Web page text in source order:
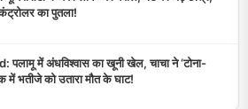
का पुतला!
में अंधविश्वास का खूनी खेल, चाचा ने ‘टोना-
में भतीजे को उतारा मौत के घाट!